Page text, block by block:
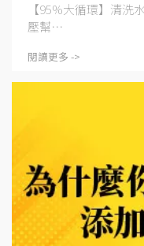
【95%大循環】清
壓幫⋯
閱讀更多 ->